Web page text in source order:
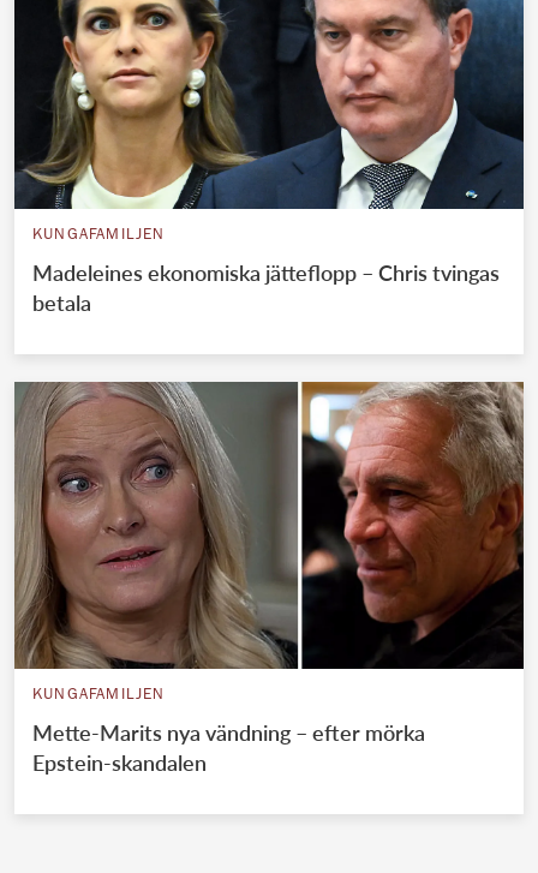
KUNGAFAMILJEN
Madeleines ekonomiska jätteflopp – Chris tvingas
betala
KUNGAFAMILJEN
Mette-Marits nya vändning – efter mörka
Epstein-skandalen